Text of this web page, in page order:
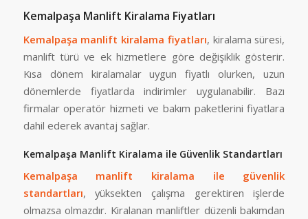
Kemalpaşa Manlift Kiralama Fiyatları
Kemalpaşa manlift kiralama fiyatları, kiralama süresi,
manlift türü ve ek hizmetlere göre değişiklik gösterir.
Kısa dönem kiralamalar uygun fiyatlı olurken, uzun
dönemlerde fiyatlarda indirimler uygulanabilir. Bazı
firmalar operatör hizmeti ve bakım paketlerini fiyatlara
dahil ederek avantaj sağlar.
Kemalpaşa Manlift Kiralama ile Güvenlik Standartları
Kemalpaşa manlift kiralama ile güvenlik
standartları, yüksekten çalışma gerektiren işlerde
olmazsa olmazdır. Kiralanan manliftler düzenli bakımdan